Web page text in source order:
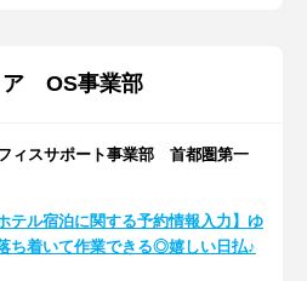
ア OS事業部
ィスサポート事業部 首都圏第一
テル宿泊に関する予約情報入力】ゆ
ち着いて作業できる◎嬉しい日払♪